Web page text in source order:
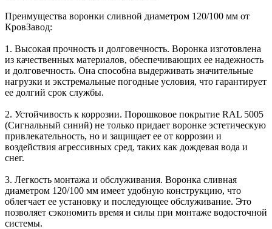
Преимущества воронки сливной диаметром 120/100 мм от
КровЗавод:
1. Высокая прочность и долговечность. Воронка изготовлена
из качественных материалов, обеспечивающих ее надежность
и долговечность. Она способна выдерживать значительные
нагрузки и экстремальные погодные условия, что гарантирует
ее долгий срок службы.
2. Устойчивость к коррозии. Порошковое покрытие RAL 5005
(Сигнальный синий) не только придает воронке эстетическую
привлекательность, но и защищает ее от коррозии и
воздействия агрессивных сред, таких как дождевая вода и
снег.
3. Легкость монтажа и обслуживания. Воронка сливная
диаметром 120/100 мм имеет удобную конструкцию, что
облегчает ее установку и последующее обслуживание. Это
позволяет сэкономить время и силы при монтаже водосточной
системы.